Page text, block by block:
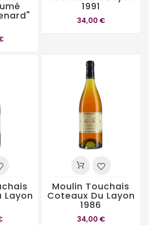
1991
34,00 €
Layon
Moulin Touchais
Coteaux Du Layon
1986
34,00 €